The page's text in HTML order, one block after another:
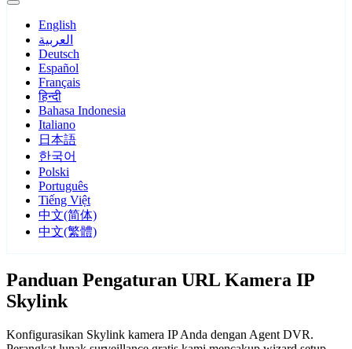
English
العربية
Deutsch
Español
Français
हिन्दी
Bahasa Indonesia
Italiano
日本語
한국어
Polski
Português
Tiếng Việt
中文(简体)
中文(繁體)
Panduan Pengaturan URL Kamera IP
Skylink
Konfigurasikan Skylink kamera IP Anda dengan Agent DVR.